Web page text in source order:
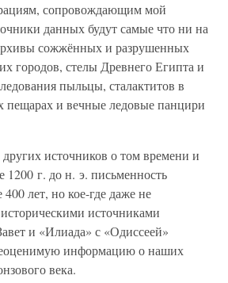
сопровождающим мой
данных будут самые что ни на
сожжённых и разрушенных
городов, стелы Древнего Египта и
пыльцы, сталактитов в
пещарах и вечные ледовые панцири
источников о том времени и
1200 г. до н. э. письменность
400 лет, но кое-где даже не
источниками
и «Илиада» с «Одиссеей»
информацию о наших
века.